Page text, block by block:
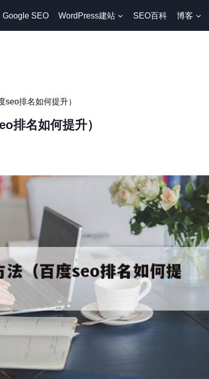
Google SEO WordPress建站 SEO百科 博客
seo排名如何提升）
排名如何提升）